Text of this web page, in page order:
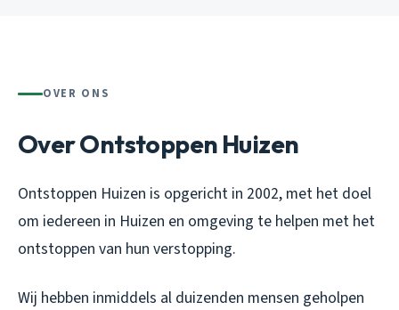
OVER ONS
Over Ontstoppen Huizen
Ontstoppen Huizen is opgericht in 2002, met het doel
om iedereen in Huizen en omgeving te helpen met het
ontstoppen van hun verstopping.
Wij hebben inmiddels al duizenden mensen geholpen